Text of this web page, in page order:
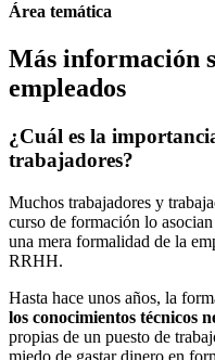
Área temática
Más información
empleados
¿Cuál es la
trabajadores?
Muchos trabajadores y
curso de formación lo
una mera formalidad de la
RRHH.
Hasta hace unos años, la
los conocimientos técnicos
propias de un puesto de
miedo de gastar dinero en